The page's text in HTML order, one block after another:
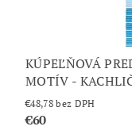
KÚPEĽŇOVÁ
MOTÍV -
€48,78 bez DPH
€60